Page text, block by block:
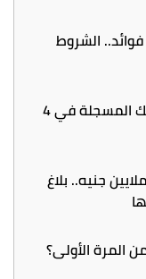
2026 بدون فوائد.. الشروط
قبل ما تقع في مشكلة.. راجع خطوطك المسجلة في 4
التبرع بكليته مقابل إيصالات أمانة بـ4 ملايين جنيه.. بلاغ
المرة الأولى؟